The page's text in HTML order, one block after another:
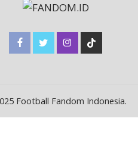
Football Fandom Indonesia.